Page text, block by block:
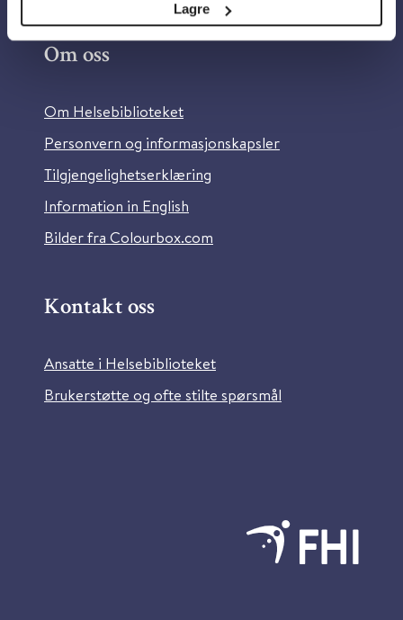
Lagre
Om oss
Om Helsebiblioteket
Personvern og informasjonskapsler
Tilgjengelighetserklæring
Information in English
Bilder fra Colourbox.com
Kontakt oss
Ansatte i Helsebiblioteket
Brukerstøtte og ofte stilte spørsmål